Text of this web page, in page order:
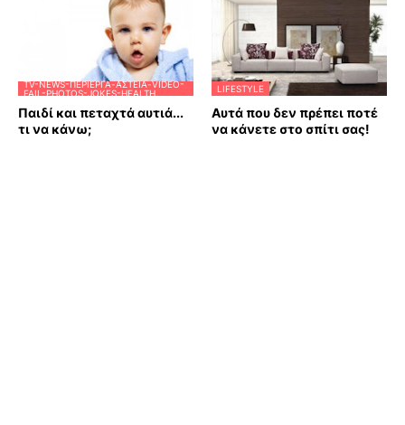
TV-NEWS-ΠΕΡΊΕΡΓΑ-ΑΣΤΕΊΑ-VIDEO-
FAIL-PHOTOS-JOKES-HEALTH
Παιδί και πεταχτά αυτιά...
τι να κάνω;
LIFESTYLE
Αυτά που δεν πρέπει ποτέ
να κάνετε στο σπίτι σας!